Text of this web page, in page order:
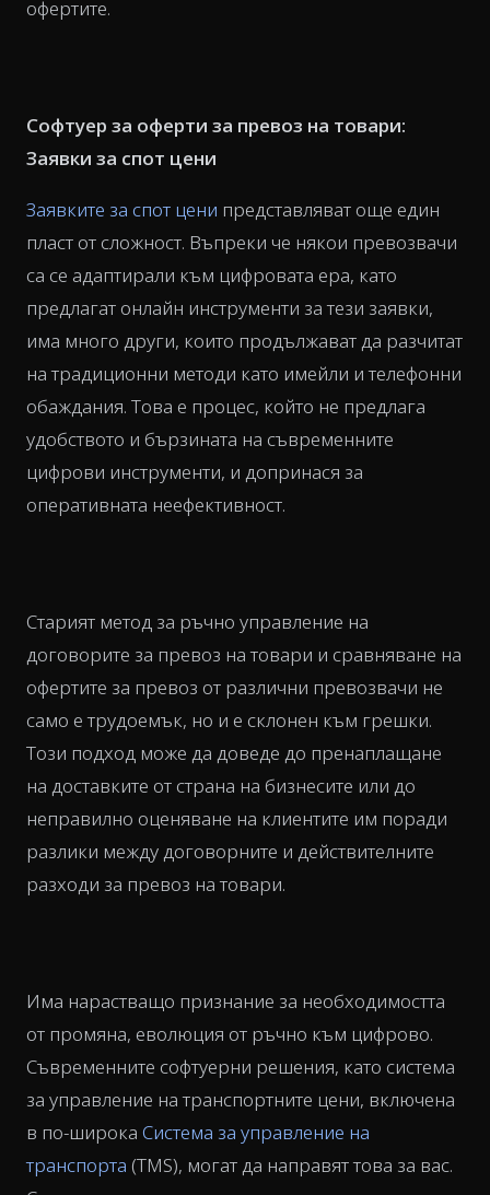
офертите.
Софтуер за оферти за превоз на товари:
Заявки за спот цени
Заявките за спот цени представляват още един
пласт от сложност. Въпреки че някои превозвачи
са се адаптирали към цифровата ера, като
предлагат онлайн инструменти за тези заявки,
има много други, които продължават да разчитат
на традиционни методи като имейли и телефонни
обаждания. Това е процес, който не предлага
удобството и бързината на съвременните
цифрови инструменти, и допринася за
оперативната неефективност.
Старият метод за ръчно управление на
договорите за превоз на товари и сравняване на
офертите за превоз от различни превозвачи не
само е трудоемък, но и е склонен към грешки.
Този подход може да доведе до пренаплащане
на доставките от страна на бизнесите или до
неправилно оценяване на клиентите им поради
разлики между договорните и действителните
разходи за превоз на товари.
Има нарастващо признание за необходимостта
от промяна, еволюция от ръчно към цифрово.
Съвременните софтуерни решения, като система
за управление на транспортните цени, включена
в по-широка Система за управление на
транспорта (TMS), могат да направят това за вас.